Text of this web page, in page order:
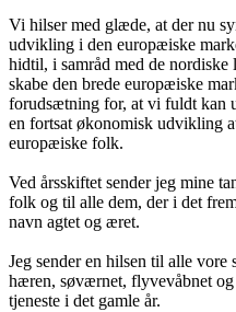
Vi hilser med glæde, at der nu
udvikling i den europæiske
hidtil, i samråd med de nordiske
skabe den brede europæiske
forudsætning for, at vi fuldt kan
en fortsat økonomisk udvikling
europæiske folk.
Ved årsskiftet sender jeg mine
folk og til alle dem, der i det
navn agtet og æret.
Jeg sender en hilsen til alle
hæren, søværnet, flyvevåbnet
tjeneste i det gamle år.